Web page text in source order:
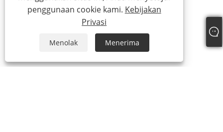
penggunaan cookie kami. Kebijakan
Privasi
Menolak Menerima